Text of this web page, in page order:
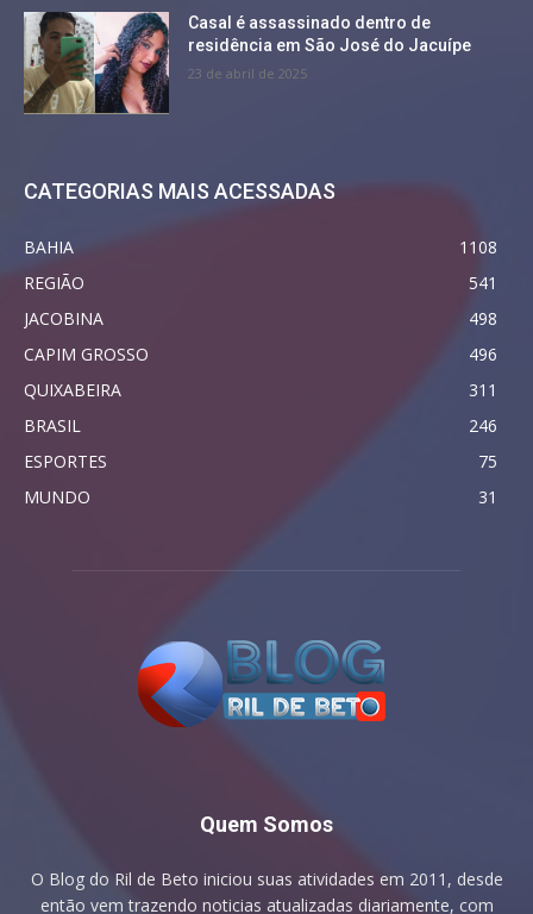
Casal é assassinado dentro de
residência em São José do Jacuípe
23 de abril de 2025
CATEGORIAS MAIS ACESSADAS
BAHIA
1108
REGIÃO
541
JACOBINA
498
CAPIM GROSSO
496
QUIXABEIRA
311
BRASIL
246
ESPORTES
75
MUNDO
31
Quem Somos
O Blog do Ril de Beto iniciou suas atividades em 2011, desde
então vem trazendo noticias atualizadas diariamente, com